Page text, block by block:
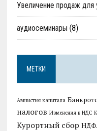
Увеличение продаж для
аудиосеминары (8)
МЕТКИ
Амнистия капитала
налогов Изменения в НДС
Курортный сбор